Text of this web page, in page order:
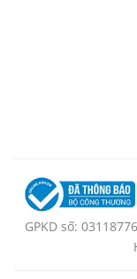
GPKD số: